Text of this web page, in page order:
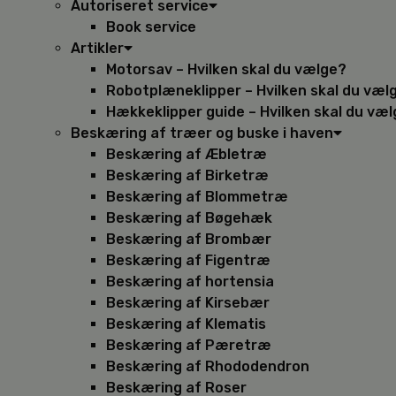
Autoriseret service
Book service
Artikler
Motorsav – Hvilken skal du vælge?
Robotplæneklipper – Hvilken skal du
Hækkeklipper guide – Hvilken skal du
Beskæring af træer og buske i haven
Beskæring af Æbletræ
Beskæring af Birketræ
Beskæring af Blommetræ
Beskæring af Bøgehæk
Beskæring af Brombær
Beskæring af Figentræ
Beskæring af hortensia
Beskæring af Kirsebær
Beskæring af Klematis
Beskæring af Pæretræ
Beskæring af Rhododendron
Beskæring af Roser